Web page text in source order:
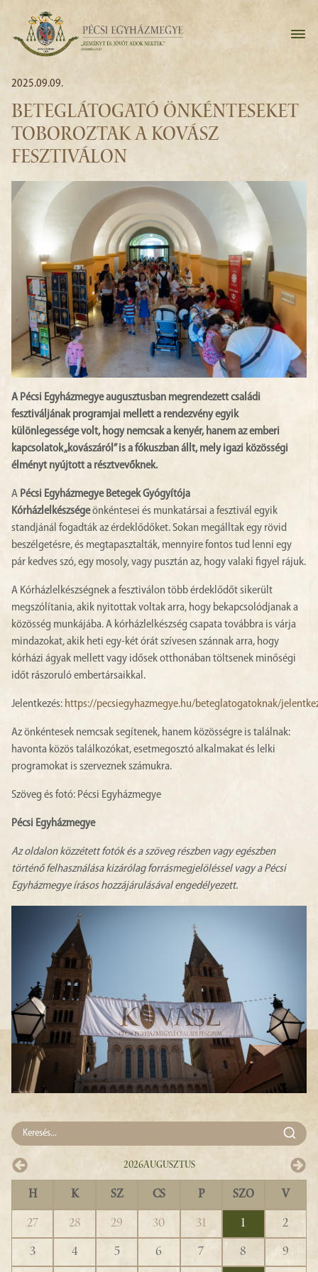
2025.09.09.
BETEGLÁTOGATÓ ÖNKÉNTESEKET
TOBOROZTAK A KOVÁSZ
FESZTIVÁLON
A Pécsi Egyházmegye augusztusban megrendezett családi
fesztiváljának programjai mellett a rendezvény egyik
különlegessége volt, hogy nemcsak a kenyér, hanem az emberi
kapcsolatok „kovászáról” is a fókuszban állt, mely igazi közösségi
élményt nyújtott a résztvevőknek.
A Pécsi Egyházmegye Betegek Gyógyítója
Kórházlelkészségeönkéntesei és munkatársai a fesztivál egyik
standjánál fogadták az érdeklődőket. Sokan megálltak egy rövid
beszélgetésre, és megtapasztalták, mennyire fontos tud lenni egy
pár kedves szó, egy mosoly, vagy pusztán az, hogy valaki figyel rájuk.
A Kórházlelkészségnek a fesztiválon több érdeklődőt sikerült
megszólítania, akik nyitottak voltak arra, hogy bekapcsolódjanak a
közösség munkájába. A kórházlelkészség csapata továbbra is várja
mindazokat, akik heti egy-két órát szívesen szánnak arra, hogy
kórházi ágyak mellett vagy idősek otthonában töltsenek minőségi
időt rászoruló embertársaikkal.
Jelentkezés: https://pecsiegyhazmegye.hu/beteglatogatoknak/
Az önkéntesek nemcsak segítenek, hanem közösségre is találnak:
havonta közös találkozókat, esetmegosztó alkalmakat és lelki
programokat is szerveznek számukra.
Szöveg és fotó: Pécsi Egyházmegye
Pécsi Egyházmegye
Az oldalon közzétett fotók és a szöveg részben vagy egészben
történő felhasználása kizárólag forrásmegjelöléssel vagy a Pécsi
Egyházmegye írásos hozzájárulásával engedélyezett.
2026Augusztus
H K SZ CS P SZO V
27 28 29 30 31 1
2
3
4 5 6 7 8 9